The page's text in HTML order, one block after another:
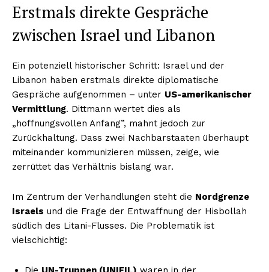
Erstmals direkte Gespräche
zwischen Israel und Libanon
Ein potenziell historischer Schritt: Israel und der
Libanon haben erstmals direkte diplomatische
Gespräche aufgenommen – unter US-amerikanischer
Vermittlung. Dittmann wertet dies als
„hoffnungsvollen Anfang”, mahnt jedoch zur
Zurückhaltung. Dass zwei Nachbarstaaten überhaupt
miteinander kommunizieren müssen, zeige, wie
zerrüttet das Verhältnis bislang war.
Im Zentrum der Verhandlungen steht die Nordgrenze
Israels und die Frage der Entwaffnung der Hisbollah
südlich des Litani-Flusses. Die Problematik ist
vielschichtig: